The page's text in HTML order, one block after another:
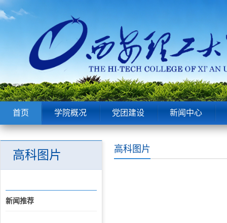
首页 学院概况 党团建设 新闻中心
高科图片
高科图片
新闻推荐